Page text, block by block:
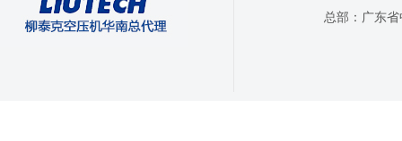
总部：广东